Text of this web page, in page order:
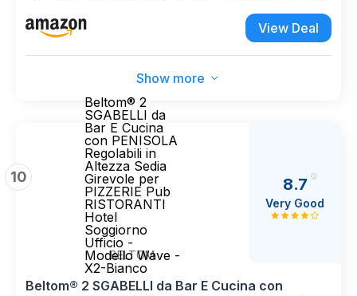
Alto 65 cm, con Poggiapiedi, per Cucina,
Soggiorno, Sala da Pranzo, Beige Rovere e
View Deal
Show more
10
Beltom® 2
SGABELLI da
Bar E Cucina
con PENISOLA
Regolabili in
Altezza Sedia
Girevole per
PIZZERIE Pub
RISTORANTI
Hotel
Soggiorno
Ufficio -
Modello Wave -
X2-Bianco
BELTOM
8.7
Very Good
Beltom® 2 SGABELLI da Bar E Cucina con